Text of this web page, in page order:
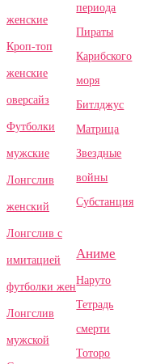
женские
Кроп-топ
женские
оверсайз
Футболки
мужские
Лонгслив
женский
Лонгслив с
имитацией
футболки жен
Лонгслив
мужской
периода
Пираты
Карибского
моря
Битлджус
Матрица
Звездные
войны
Субстанция
Аниме
Наруто
Тетрадь
смерти
Тоторо